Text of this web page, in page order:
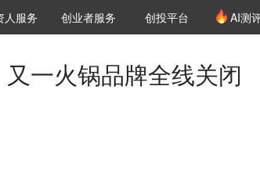
资机构库
构职位推介
人服务 创投氪堂
创业者服务 创投平台 AI测
一火锅品牌全线关闭